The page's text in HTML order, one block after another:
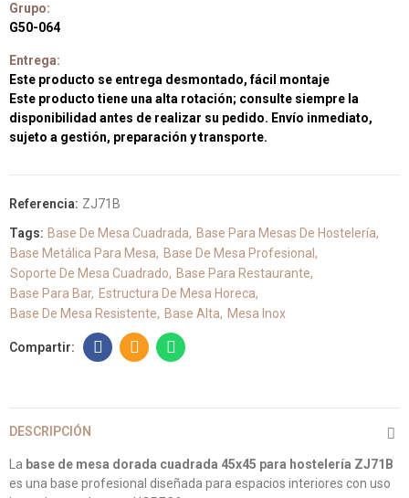
Grupo:
G50-064
Entrega:
Este producto se entrega desmontado, fácil montaje
Este producto tiene una alta rotación; consulte siempre la
disponibilidad antes de realizar su pedido. Envío inmediato,
sujeto a gestión, preparación y transporte.
Referencia: ZJ71B
Tags: Base De Mesa Cuadrada
Base Para Mesas De Hostelería
Base Metálica Para Mesa
Base De Mesa Profesional
Soporte De Mesa Cuadrado
Base Para Restaurante
Base Para Bar
Estructura De Mesa Horeca
Base De Mesa Resistente
Base Alta Mesa Inox
DESCRIPCIÓN
La base de mesa dorada cuadrada 45x45 para hostelería ZJ71B
es una base profesional diseñada para espacios interiores con uso